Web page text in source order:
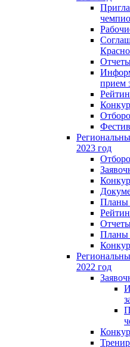
прием
2023 год
Планы
Планы
2022 год